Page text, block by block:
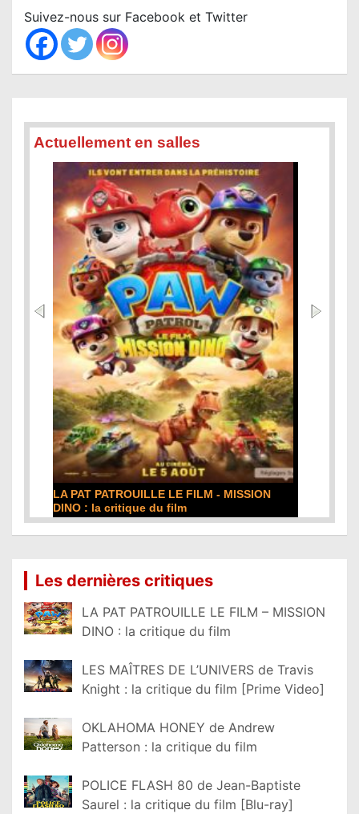
c
h
Suivez-nous sur Facebook et Twitter
Actuellement en salles
DE LA COMÉDIE-FRANÇAISE : la critique du
film
Les dernières critiques
LA PAT PATROUILLE LE FILM – MISSION
DINO : la critique du film
LES MAÎTRES DE L’UNIVERS de Travis
Knight : la critique du film [Prime Video]
OKLAHOMA HONEY de Andrew
Patterson : la critique du film
POLICE FLASH 80 de Jean-Baptiste
Saurel : la critique du film [Blu-ray]